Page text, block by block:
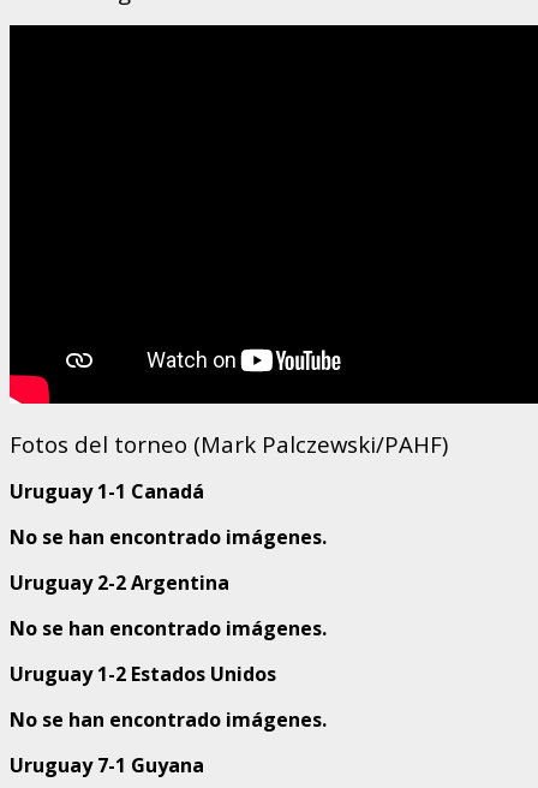
Fotos del torneo (Mark Palczewski/PAHF)
Uruguay 1-1 Canadá
No se han encontrado imágenes.
Uruguay 2-2 Argentina
No se han encontrado imágenes.
Uruguay 1-2 Estados Unidos
No se han encontrado imágenes.
Uruguay 7-1 Guyana